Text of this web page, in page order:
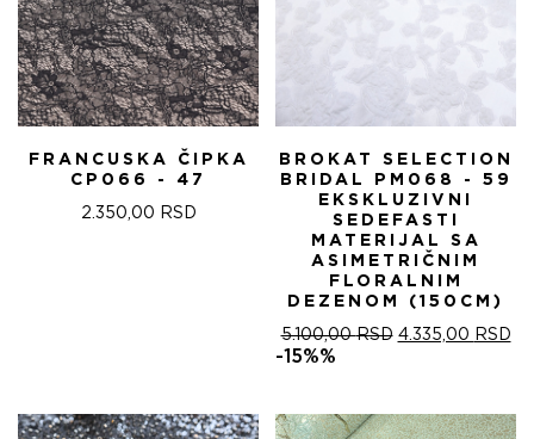
FRANCUSKA ČIPKA
CP066 - 47
2.350,00 RSD
BROKAT SELECTION
BRIDAL PM068 - 59
EKSKLUZIVNI
SEDEFASTI
MATERIJAL SA
ASIMETRIČNIM
FLORALNIM
DEZENOM (150CM)
5.100,00RSD ОРИГИНАЛНА
5.100,00 RSD.
4.335,00 RSD
-15%%